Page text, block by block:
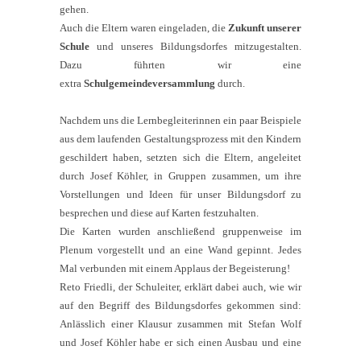
gehen.
Auch die Eltern waren eingeladen, die Zukunft unserer
Schule und unseres Bildungsdorfes mitzugestalten.
Dazu führten wir eine
extra Schulgemeindeversammlung durch.
Nachdem uns die Lernbegleiterinnen ein paar Beispiele
aus dem laufenden Gestaltungsprozess mit den Kindern
geschildert haben, setzten sich die Eltern, angeleitet
durch Josef Köhler, in Gruppen zusammen, um ihre
Vorstellungen und Ideen für unser Bildungsdorf zu
besprechen und diese auf Karten festzuhalten.
Die Karten wurden anschließend gruppenweise im
Plenum vorgestellt und an eine Wand gepinnt. Jedes
Mal verbunden mit einem Applaus der Begeisterung!
Reto Friedli, der Schuleiter, erklärt dabei auch, wie wir
auf den Begriff des Bildungsdorfes gekommen sind:
Anlässlich einer Klausur zusammen mit Stefan Wolf
und Josef Köhler habe er sich einen Ausbau und eine